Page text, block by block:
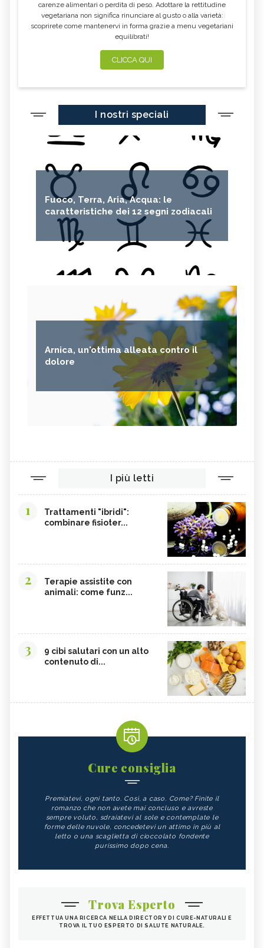
carenze alimentari o perdita di peso. Adottare la rettitudine
vegetariana non significa rinunciare al gusto o alla varietà:
scoprirete come mantenervi in forma grazie a menu vegetariani
equilibrati!
CLICCA QUI
I nostri speciali
Fuoco, Terra, Aria, Acqua: le
caratteristiche dei 12 segni zodiacali
Arnica, un'ottima alleata contro il
dolore
I più letti
1
Trattamenti "ibridi":
combinare fisioter...
2
Terapie assistite con
animali: come funz...
3
9 cibi salutari con un alto
contenuto di...
Cure consiglia
Premiatevi, ogni tanto. Così, a caso. Come? Finite il
romanzo che non avete mai concluso e avreste
sempre voluto, sdraiatevi al sole e contemplate le
forme delle nuvole, concedetevi un attimo in più al
letto o una scaglietta di cioccolato fondente
purissimo dopo cena.
Trova Esperto
EFFETTUA UNA RICERCA NELLA DIRECTORY DI CURE-NATURALI E
TROVA IL TUO ESPERTO DI SALUTE NATURALE.